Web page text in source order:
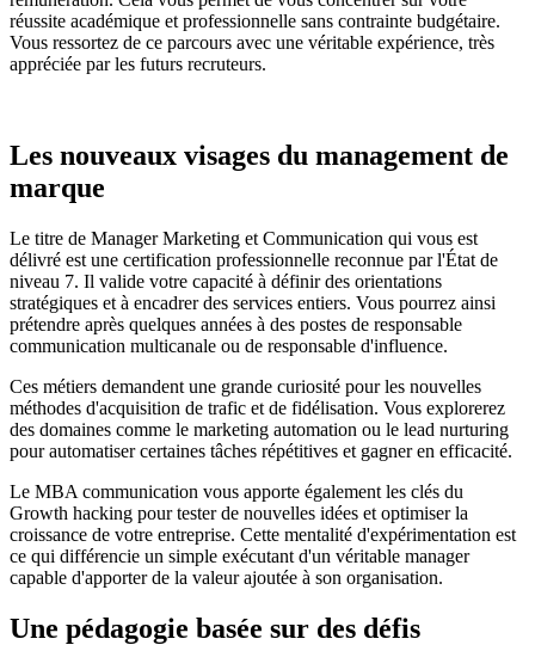
réussite académique et professionnelle sans contrainte budgétaire.
Vous ressortez de ce parcours avec une véritable expérience, très
appréciée par les futurs recruteurs.
Les nouveaux visages du management de
marque
Le titre de Manager Marketing et Communication qui vous est
délivré est une certification professionnelle reconnue par l'État de
niveau 7. Il valide votre capacité à définir des orientations
stratégiques et à encadrer des services entiers. Vous pourrez ainsi
prétendre après quelques années à des postes de responsable
communication multicanale ou de responsable d'influence.
Ces métiers demandent une grande curiosité pour les nouvelles
méthodes d'acquisition de trafic et de fidélisation. Vous explorerez
des domaines comme le marketing automation ou le lead nurturing
pour automatiser certaines tâches répétitives et gagner en efficacité.
Le MBA communication vous apporte également les clés du
Growth hacking pour tester de nouvelles idées et optimiser la
croissance de votre entreprise. Cette mentalité d'expérimentation est
ce qui différencie un simple exécutant d'un véritable manager
capable d'apporter de la valeur ajoutée à son organisation.
Une pédagogie basée sur des défis